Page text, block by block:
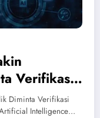
Verifikasi
Diminta Verifikasi
Intelligence…